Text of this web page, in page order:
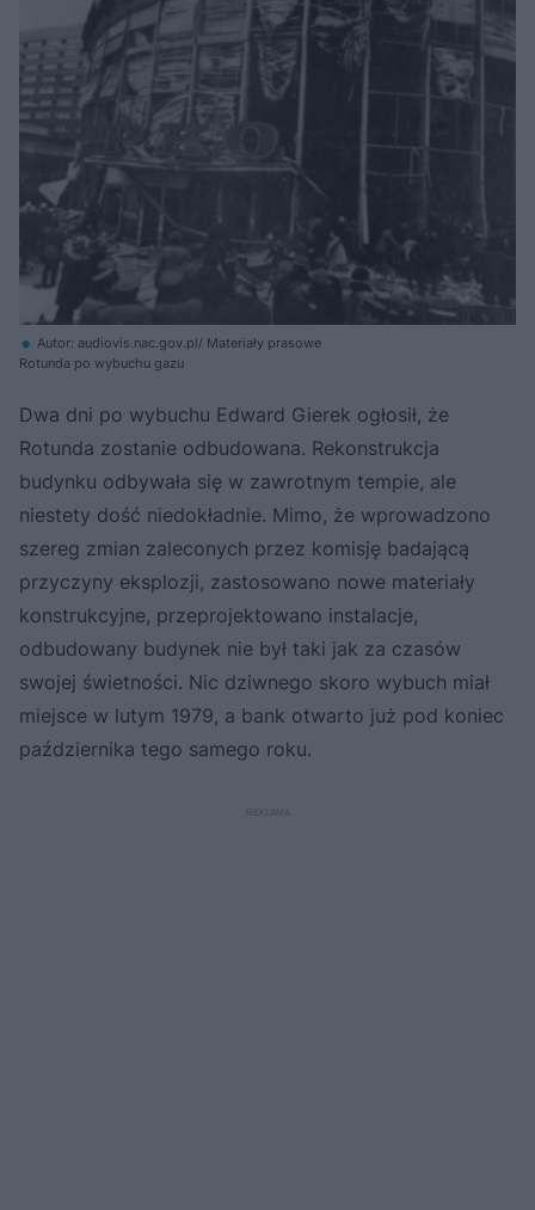
Autor: audiovis.nac.gov.pl/ Materiały prasowe
Rotunda po wybuchu gazu
Dwa dni po wybuchu Edward Gierek ogłosił, że
Rotunda zostanie odbudowana. Rekonstrukcja
budynku odbywała się w zawrotnym tempie, ale
niestety dość niedokładnie. Mimo, że wprowadzono
szereg zmian zaleconych przez komisję badającą
przyczyny eksplozji, zastosowano nowe materiały
konstrukcyjne, przeprojektowano instalacje,
odbudowany budynek nie był taki jak za czasów
swojej świetności. Nic dziwnego skoro wybuch miał
miejsce w lutym 1979, a bank otwarto już pod koniec
października tego samego roku.